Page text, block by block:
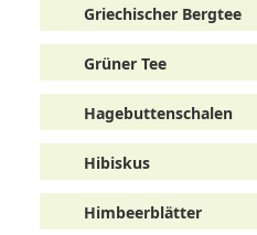
Griechischer Bergtee
Grüner Tee
Hagebuttenschalen
Hibiskus
Himbeerblätter